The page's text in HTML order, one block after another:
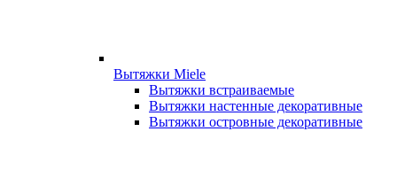
Вытяжки Miele
Вытяжки встраиваемые
Вытяжки настенные декоративные
Вытяжки островные декоративные